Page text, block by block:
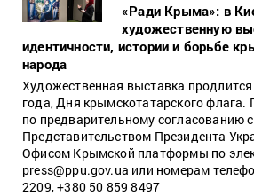
«Ради Крыма»: в
художественную
идентичности, истории и борьбе
народа
Художественная выставка
года, Дня крымскотатарского флага.
по предварительному согласованию с
Представительством Президента
Офисом Крымской платформы по
press@ppu.gov.ua или номерам
2209, +380 50 859 8497